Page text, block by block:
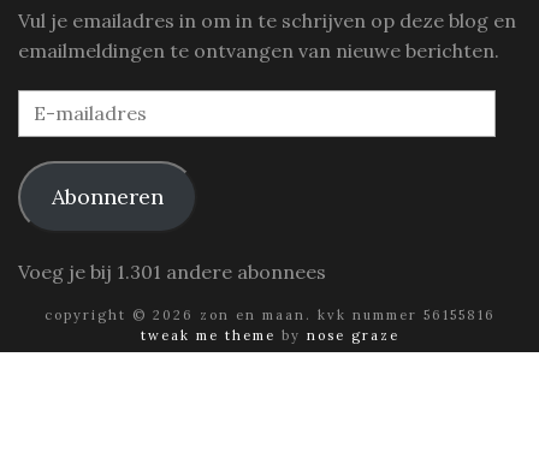
Vul je emailadres in om in te schrijven op deze blog en
emailmeldingen te ontvangen van nieuwe berichten.
E-
mailadres
Abonneren
Voeg je bij 1.301 andere abonnees
copyright © 2026 zon en maan. kvk nummer 56155816
tweak me theme by nose graze